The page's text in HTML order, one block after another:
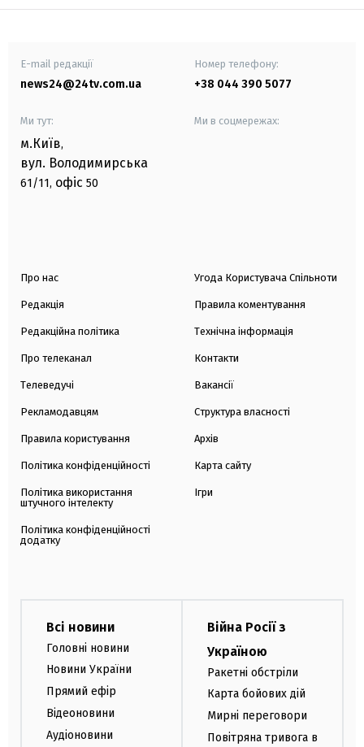
E-mail редакції
news24@24tv.com.ua
Номер телефону:
+38 044 390 5077
Ми тут:
м.Київ,
вул. Володимирська
61/11, офіс 50
Ми в соцмережах:
Про нас
Редакція
Редакційна політика
Про телеканал
Телеведучі
Рекламодавцям
Правила користування
Політика конфіденційності
Політика використання
штучного інтелекту
Політика конфіденційності
додатку
Угода Користувача Спільноти
Правила коментування
Технічна інформація
Контакти
Вакансії
Структура власності
Архів
Карта сайту
Ігри
Всі новини
Головні новини
Новини України
Прямий ефір
Відеоновини
Аудіоновини
Війна Росії з
Україною
Ракетні обстріли
Карта бойових дій
Мирні переговори
Повітряна тривога в